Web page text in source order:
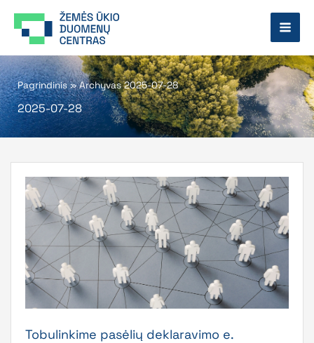
prie
Pagrindinis»Archyvas 2025-07-28
2025-07-28
Tobulinkime pasėlių deklaravimo e.